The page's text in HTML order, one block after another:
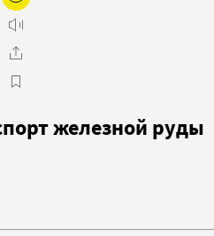
железной руды